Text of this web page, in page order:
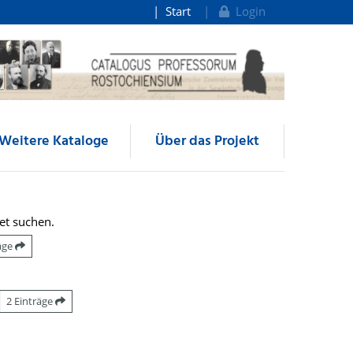
Start Login
Kataloge Über das Projekt
suchen.
2 Einträge